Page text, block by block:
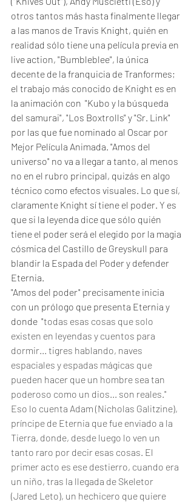
otros tantos más hasta finalmente llegar
a las manos de Travis Knight, quién en
realidad sólo tiene una película previa en
live action, "Bumbleblee", la única
decente de la franquicia de Tranformes;
el trabajo más conocido de Knight es en
la animación con  "Kubo y la búsqueda
del samurai", "Los Boxtrolls" y "Sr. Link"
por las que fue nominado al Oscar por
Mejor Película Animada. "Amos del
universo" no va a llegar a tanto, al menos
no en el rubro principal, quizás en algo
técnico como efectos visuales. Lo que sí,
claramente Knight sí tiene el poder. Y es
que si la leyenda dice que sólo quién
tiene el poder será el elegido por la magia
cósmica del Castillo de Greyskull para
blandir la Espada del Poder y defender
Eternia.
"Amos del poder" precisamente inicia
con un prólogo que presenta Eternia y
donde  "todas esas cosas que solo
existen en leyendas y cuentos para
dormir... tigres hablando, naves
espaciales y espadas mágicas que
pueden hacer que un hombre sea tan
poderoso como un dios... son reales."
Eso lo cuenta Adam (Nicholas Galitzine),
príncipe de Eternia que fue enviado a la
Tierra, donde, desde luego lo ven un
tanto raro por decir esas cosas. El
primer acto es ese destierro, cuando era
un niño, tras la llegada de Skeletor
(Jared Leto), un hechicero que quiere